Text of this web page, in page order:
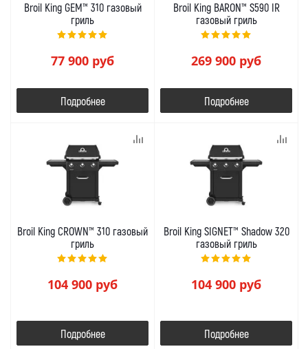
Broil King GEM™ 310 газовый
гриль
77 900 руб
Подробнее
Broil King BARON™ S590 IR
газовый гриль
269 900 руб
Подробнее
Broil King CROWN™ 310 газовый
гриль
104 900 руб
Подробнее
Broil King SIGNET™ Shadow 320
газовый гриль
104 900 руб
Подробнее